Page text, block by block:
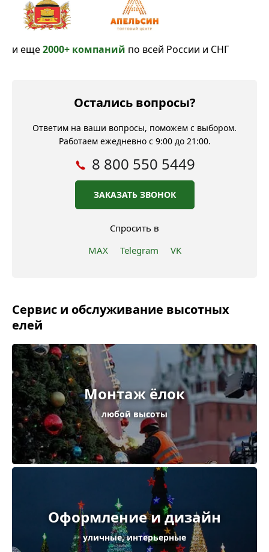
и еще2000+ компаний по всей России и СНГ
Остались вопросы?
Ответим на ваши вопросы, поможем с выбором.
Работаем ежедневно с 9:00 до 21:00.
8 800 550 5449
ЗАКАЗАТЬ ЗВОНОК
Спросить в
MAX
Telegram VK
Сервис и обслуживание высотных
елей
Монтаж ёлок
любой высоты
Оформление и дизайн
уличные, интерьерные